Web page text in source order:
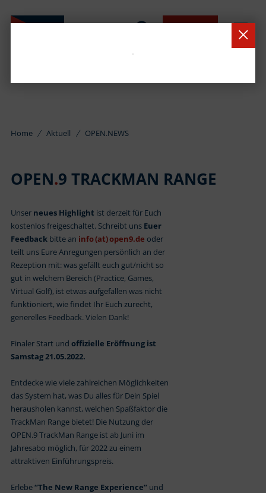
Home Aktuell OPEN.NEWS
OPEN.9 TRACKMAN RANGE
Unser neues Highlight ist derzeit für Euch
kostenlos freigeschaltet. Schreibt uns Euer
Feedback bitte an info (at) open9.de oder
teilt uns Eure Anregungen persönlich an der
Rezeption mit: was gefällt euch gut/nicht so
gut in welchem Bereich (Practice, Games,
Virtual Golf), ist etwas aufgefallen was nicht
funktioniert, wie findet Ihr Euch zurecht,
generelles Feedback. Vielen Dank!
Finaler Start und offizielle Eröffnung ist
Samstag 21.05.2022.
Entdecke wie viele zahlreichen Möglichkeiten
das System hat, was Du alles für Dein Spiel
herausholen kannst, welchen Spaßfaktor die
TrackMan Range bietet! Die Nutzung der
OPEN.9 TrackMan Range ist ab Juni im
Jahresabo möglich, für 2022 zu einem
attraktiven Einführungspreis.
Erlebe“The New Range Experience”und